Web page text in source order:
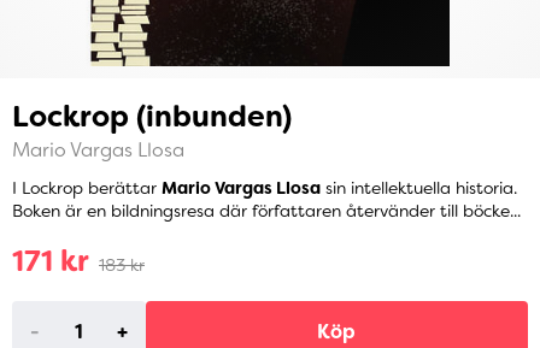
Lockrop (inbunden)
Mario Vargas Llosa
I Lockrop berättar Mario Vargas Llosa sin intellektuella historia.
Boken är en bildningsresa där författaren återvänder till böcke...
171 kr 183 kr
- + Köp